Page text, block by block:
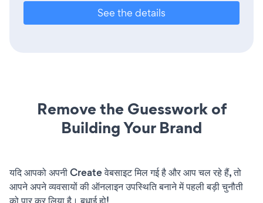
See the details
Remove the Guesswork of
Building Your Brand
यदि आपको अपनी Create वेबसाइट मिल गई है और आप चल रहे हैं, तो
आपने अपने व्यवसायों की ऑनलाइन उपस्थिति बनाने में पहली बड़ी चुनौती